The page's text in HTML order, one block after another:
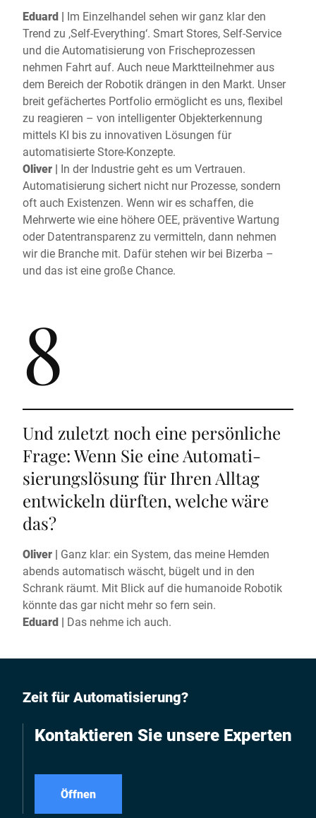
Eduard | Im Einzelhandel sehen wir ganz klar den
Trend zu ‚Self-Everything‘. Smart Stores, Self-Service
und die Automatisierung von Frischeprozessen
nehmen Fahrt auf. Auch neue Marktteilnehmer aus
dem Bereich der Robotik drängen in den Markt. Unser
breit gefächertes Portfolio ermöglicht es uns, flexibel
zu reagieren – von intelligenter Objekterkennung
mittels KI bis zu innovativen Lösungen für
automatisierte Store-Konzepte.
Oliver | In der Industrie geht es um Vertrauen.
Automatisierung sichert nicht nur Prozesse, sondern
oft auch Existenzen. Wenn wir es schaffen, die
Mehrwerte wie eine höhere OEE, präventive Wartung
oder Datentransparenz zu vermitteln, dann nehmen
wir die Branche mit. Dafür stehen wir bei Bizerba –
und das ist eine große Chance.
8
Und zuletzt noch eine persönliche
Frage: Wenn Sie eine Automati­
sierungs­lösung für Ihren Alltag
entwickeln dürften, welche wäre
das?
Oliver | Ganz klar: ein System, das meine Hemden
abends automatisch wäscht, bügelt und in den
Schrank räumt. Mit Blick auf die humanoide Robotik
könnte das gar nicht mehr so fern sein.
Eduard | Das nehme ich auch.
Zeit für Automatisierung?
Kontaktieren Sie unsere Experten
Öffnen